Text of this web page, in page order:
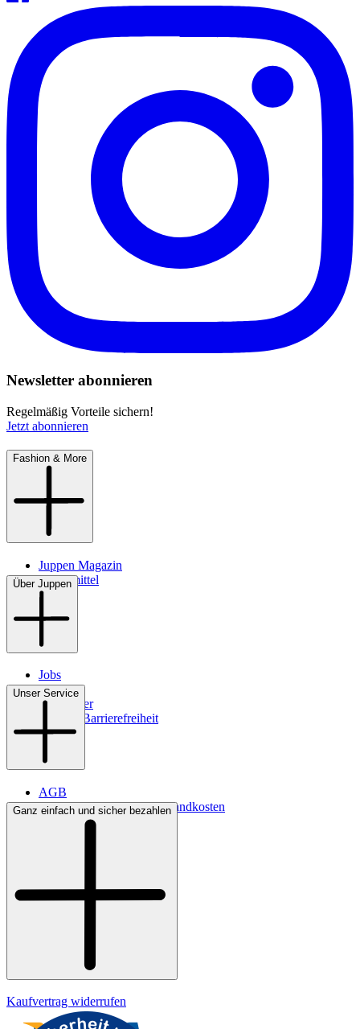
Newsletter abonnieren
Regelmäßig Vorteile sichern!
Jetzt abonnieren
Fashion & More
Juppen Magazin
Pflegemittel
Über Juppen
Jobs
Filialen
Newsletter
Digitale Barrierefreiheit
Unser Service
AGB
Lieferbedingungen & Versandkosten
Bezahlung
Ganz einfach und sicher bezahlen
Kaufvertrag widerrufen